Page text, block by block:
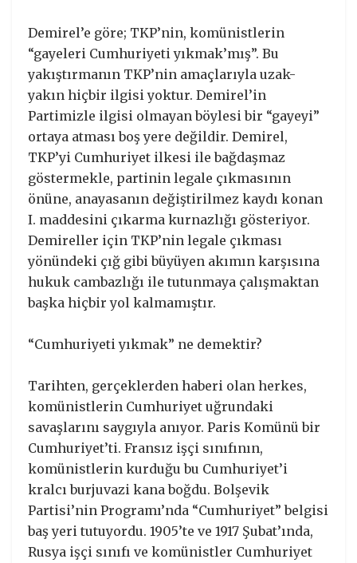
Demirel’e göre; TKP’nin, komünistlerin
“gayeleri Cumhuriyeti yıkmak’mış”. Bu
yakıştırmanın TKP’nin amaçlarıyla uzak-
yakın hiçbir ilgisi yoktur. Demirel’in
Partimizle ilgisi olmayan böylesi bir “gayeyi”
ortaya atması boş yere değildir. Demirel,
TKP’yi Cumhuriyet ilkesi ile bağdaşmaz
göstermekle, partinin legale çıkmasının
önüne, anayasanın değiştirilmez kaydı konan
I. maddesini çıkarma kurnazlığı gösteriyor.
Demireller için TKP’nin legale çıkması
yönündeki çığ gibi büyüyen akımın karşısına
hukuk cambazlığı ile tutunmaya çalışmaktan
başka hiçbir yol kalmamıştır.
“Cumhuriyeti yıkmak” ne demektir?
Tarihten, gerçeklerden haberi olan herkes,
komünistlerin Cumhuriyet uğrundaki
savaşlarını saygıyla anıyor. Paris Komünü bir
Cumhuriyet’ti. Fransız işçi sınıfının,
komünistlerin kurduğu bu Cumhuriyet’i
kralcı burjuvazi kana boğdu. Bolşevik
Partisi’nin Programı’nda “Cumhuriyet” belgisi
baş yeri tutuyordu. 1905’te ve 1917 Şubat’ında,
Rusya işçi sınıfı ve komünistler Cumhuriyet